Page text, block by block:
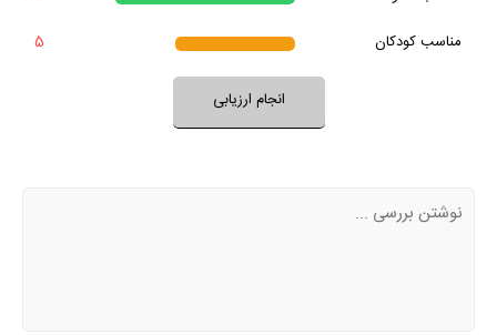
فضای این سریال با فرهنگ خانواده شما سازگار است؟
فضای سریال مناسب کودکان است؟
بله
مناسب کودکان
5
انجام ارزیابی